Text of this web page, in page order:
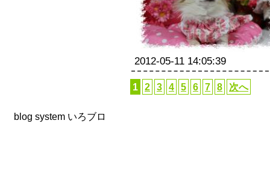
2012-05-11 14:05:39
1 2 3 4 5 6 7 8 次へ
blog system いろブロ